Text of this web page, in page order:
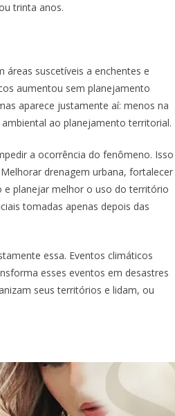
trinta anos.
áreas suscetíveis a enchentes e
aumentou sem planejamento
aparece justamente aí: menos na
ao planejamento territorial.
a ocorrência do fenômeno. Isso
drenagem urbana, fortalecer
planejar melhor o uso do território
tomadas apenas depois das
essa. Eventos climáticos
esses eventos em desastres
seus territórios e lidam, ou